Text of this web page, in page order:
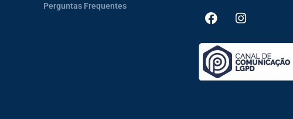
Perguntas Frequentes